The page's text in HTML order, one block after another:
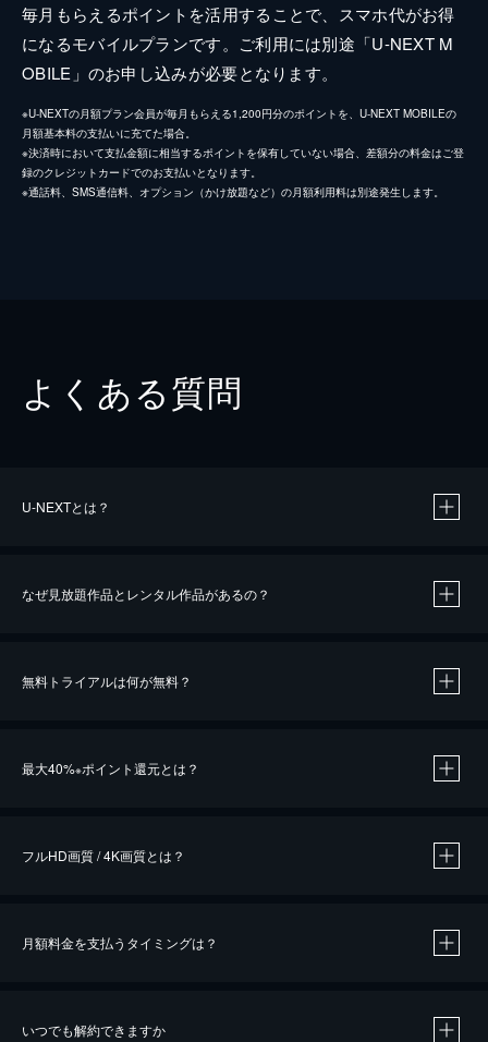
毎月もらえるポイントを活用することで、スマホ代がお得
になるモバイルプランです。ご利用には別途「U-NEXT M
OBILE」のお申し込みが必要となります。
※U-NEXTの月額プラン会員が毎月もらえる1,200円分のポイントを、U-NEXT MOBILEの
月額基本料の支払いに充てた場合。
※決済時において支払金額に相当するポイントを保有していない場合、差額分の料金はご登
録のクレジットカードでのお支払いとなります。
※通話料、SMS通信料、オプション（かけ放題など）の月額利用料は別途発生します。
よくある質問
U-NEXTとは？
なぜ見放題作品とレンタル作品があるの？
無料トライアルは何が無料？
最大40%※ポイント還元とは？
※40％ポイント還元の対象は、クレジットカード決済による作品の購入 / レンタルです。
iOSアプリのUコイン決済による作品の購入 / レンタルは、20％のポイント還元です。
フルHD画質 / 4K画質とは？
月額料金を支払うタイミングは？
いつでも解約できますか